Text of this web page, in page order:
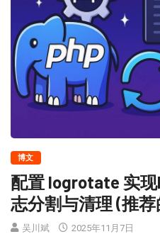
博文
配置 logrotate 实现
志分割与清理 (推
吴川斌 2025年11月7日